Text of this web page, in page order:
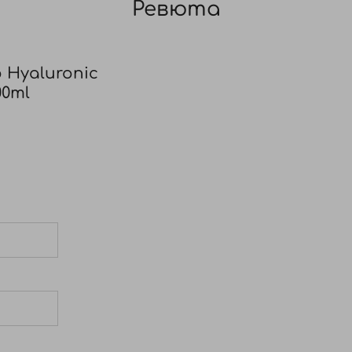
Tocopherol, Helianthus Annuus Seed Oil, Sodium
Ревюта
Hyaluronic